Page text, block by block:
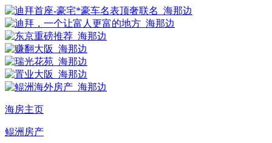
海房主页
鲲洲房产